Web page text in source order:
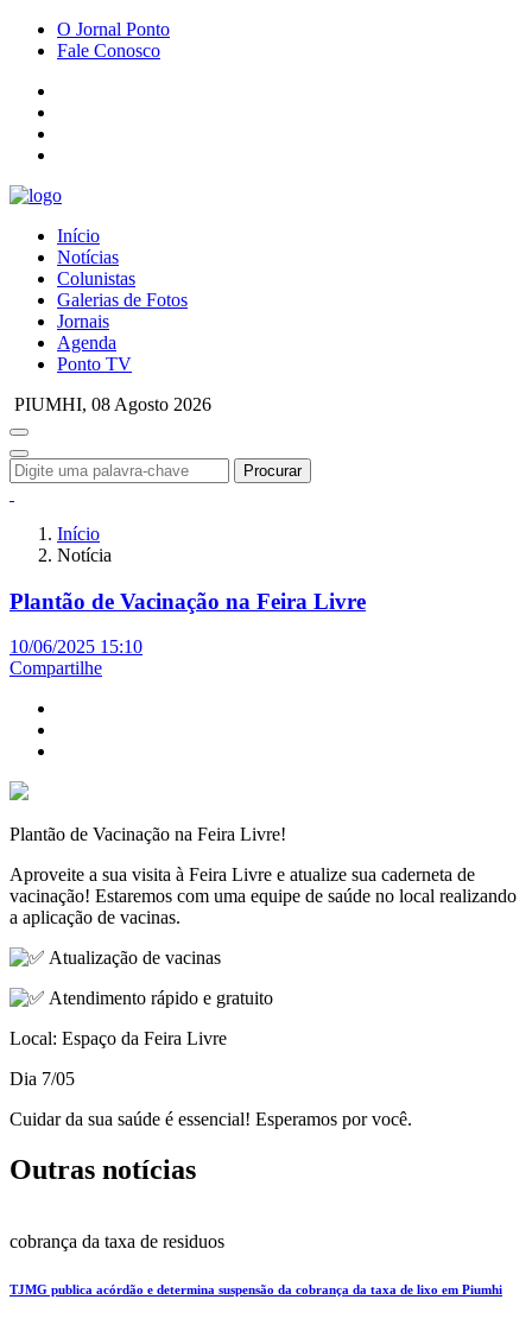
O Jornal Ponto
Fale Conosco
Início
Notícias
Colunistas
Galerias de Fotos
Jornais
Agenda
Ponto TV
PIUMHI, 08 Agosto 2026
Procurar
Início
Notícia
Plantão de Vacinação na Feira Livre
10/06/2025 15:10
Compartilhe
Plantão de Vacinação na Feira Livre!
Aproveite a sua visita à Feira Livre e atualize sua caderneta de
vacinação! Estaremos com uma equipe de saúde no local realizando
a aplicação de vacinas.
Atualização de vacinas
Atendimento rápido e gratuito
Local: Espaço da Feira Livre
Dia 7/05
Cuidar da sua saúde é essencial! Esperamos por você.
Outras notícias
cobrança da taxa de residuos
TJMG publica acórdão e determina suspensão da cobrança da taxa de lixo em Piumhi